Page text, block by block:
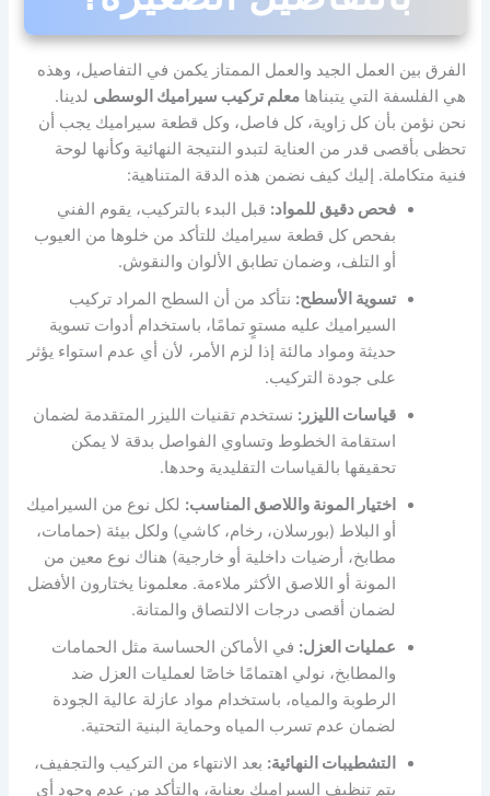
الفرق بين العمل الجيد والعمل الممتاز يكمن في التفاصيل، وهذه
هي الفلسفة التي يتبناهامعلم تركيب سيراميك الوسطى لدينا.
نحن نؤمن بأن كل زاوية، كل فاصل، وكل قطعة سيراميك يجب أن
تحظى بأقصى قدر من العناية لتبدو النتيجة النهائية وكأنها لوحة
فنية متكاملة. إليك كيف نضمن هذه الدقة المتناهية:
فحص دقيق للمواد: قبل البدء بالتركيب، يقوم الفني
بفحص كل قطعة سيراميك للتأكد من خلوها من العيوب
أو التلف، وضمان تطابق الألوان والنقوش.
تسوية الأسطح: نتأكد من أن السطح المراد تركيب
السيراميك عليه مستوٍ تمامًا، باستخدام أدوات تسوية
حديثة ومواد مالئة إذا لزم الأمر، لأن أي عدم استواء يؤثر
على جودة التركيب.
قياسات الليزر: نستخدم تقنيات الليزر المتقدمة لضمان
استقامة الخطوط وتساوي الفواصل بدقة لا يمكن
تحقيقها بالقياسات التقليدية وحدها.
اختيار المونة واللاصق المناسب: لكل نوع من السيراميك
أو البلاط (بورسلان، رخام، كاشي) ولكل بيئة (حمامات،
مطابخ، أرضيات داخلية أو خارجية) هناك نوع معين من
المونة أو اللاصق الأكثر ملاءمة. معلمونا يختارون الأفضل
لضمان أقصى درجات الالتصاق والمتانة.
عمليات العزل: في الأماكن الحساسة مثل الحمامات
والمطابخ، نولي اهتمامًا خاصًا لعمليات العزل ضد
الرطوبة والمياه، باستخدام مواد عازلة عالية الجودة
لضمان عدم تسرب المياه وحماية البنية التحتية.
التشطيبات النهائية: بعد الانتهاء من التركيب والتجفيف،
يتم تنظيف السيراميك بعناية، والتأكد من عدم وجود أي